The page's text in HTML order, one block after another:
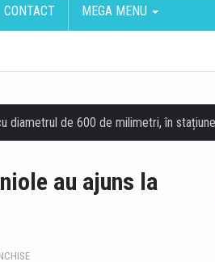
CONTACT MEGA MENU
au ajuns la
PENTRU